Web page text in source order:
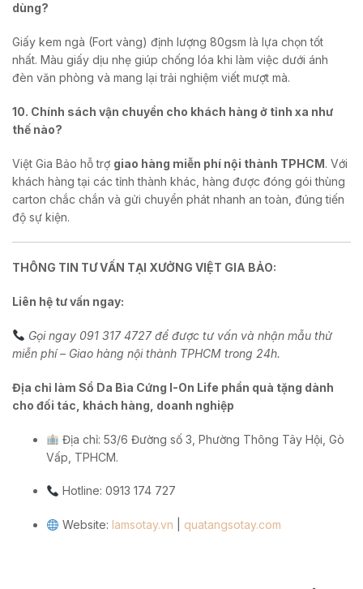
dùng?
Giấy kem ngà (Fort vàng) định lượng 80gsm là lựa chọn tốt
nhất. Màu giấy dịu nhẹ giúp chống lóa khi làm việc dưới ánh
đèn văn phòng và mang lại trải nghiệm viết mượt mà.
10. Chính sách vận chuyển cho khách hàng ở tỉnh xa như
thế nào?
Việt Gia Bảo hỗ trợ giao hàng miễn phí nội thành TPHCM. Với
khách hàng tại các tỉnh thành khác, hàng được đóng gói thùng
carton chắc chắn và gửi chuyển phát nhanh an toàn, đúng tiến
độ sự kiện.
THÔNG TIN TƯ VẤN TẠI XƯỞNG VIỆT GIA BẢO:
Liên hệ tư vấn ngay:
Gọi ngay 091 317 4727 để được tư vấn và nhận mẫu thử
miễn phí – Giao hàng nội thành TPHCM trong 24h.
Địa chỉ làm Sổ Da Bìa Cứng I-On Life phần quà tặng dành
cho đối tác, khách hàng, doanh nghiệp
Địa chỉ: 53/6 Đường số 3, Phường Thông Tây Hội, Gò
Vấp, TPHCM.
Hotline: 0913 174 727
Website: lamsotay.vn quatangsotay.com